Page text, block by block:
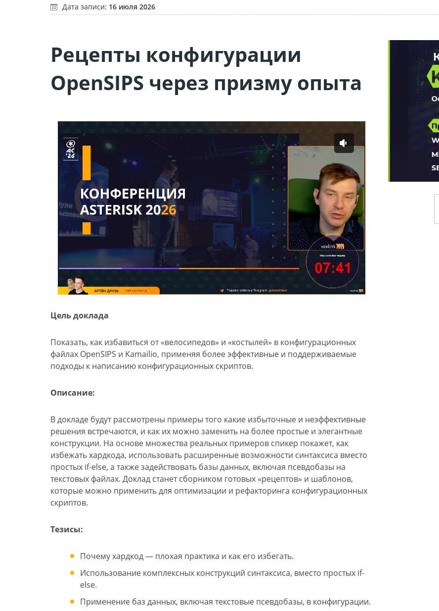
Дата записи: 16 июля 2026
Рецепты конфигурации
OpenSIPS через призму опыта
Цель доклада
Показать, как избавиться от «велосипедов» и «костылей» в конфигурационных
файлах OpenSIPS и Kamailio, применяя более эффективные и поддерживаемые
подходы к написанию конфигурационных скриптов.
Описание:
В докладе будут рассмотрены примеры того какие избыточные и неэффективные
решения встречаются, и как их можно заменить на более простые и элегантные
конструкции. На основе множества реальных примеров спикер покажет, как
избежать хардкода, использовать расширенные возможности синтаксиса вместо
простых if-else, а также задействовать базы данных, включая псевдобазы на
текстовых файлах. Доклад станет сборником готовых «рецептов» и шаблонов,
которые можно применить для оптимизации и рефакторинга конфигурационных
скриптов.
Тезисы:
Почему хардкод — плохая практика и как его избегать.
Использование комплексных конструкций синтаксиса, вместо простых if-
else.
Применение баз данных, включая текстовые псевдобазы, в конфигурации.